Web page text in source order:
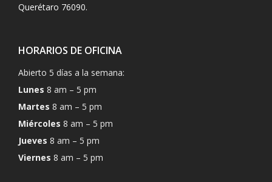
Querétaro 76090.
HORARIOS DE OFICINA
Abierto 5 días a la semana:
Lunes 8 am – 5 pm
Martes 8 am – 5 pm
Miércoles 8 am – 5 pm
Jueves 8 am – 5 pm
Viernes 8 am – 5 pm